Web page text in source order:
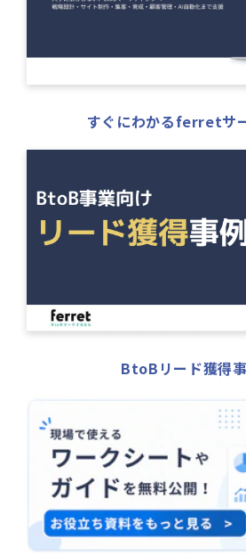
すぐにわかるferretサ
BtoBリード獲得